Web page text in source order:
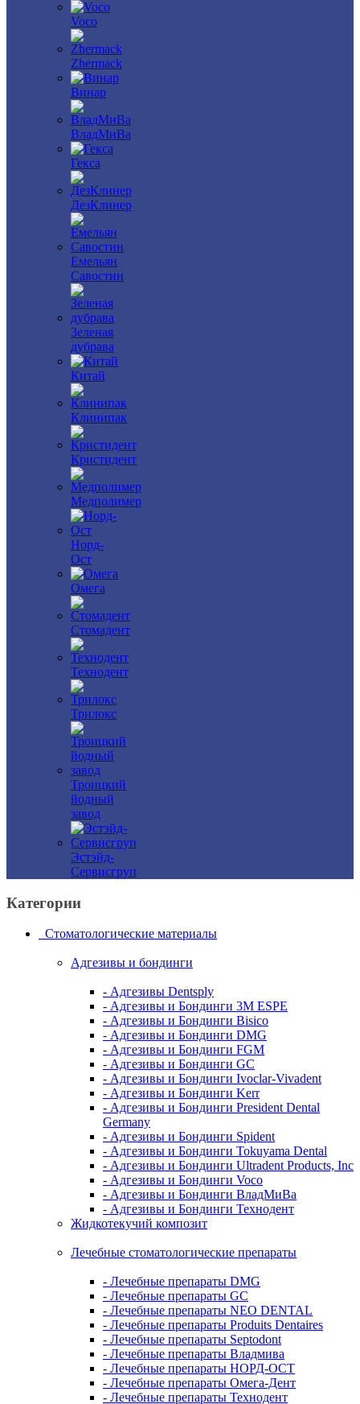
Voco
Zhermack
Винар
ВладМиВа
Гекса
ДезКлинер
Емельян
Савостин
Зеленая
дубрава
Китай
Клинипак
Кристидент
Медполимер
Норд-
Ост
Омега
Стомадент
Технодент
Трилокс
Троицкий
йодный
завод
Эстэйд-
Сервисгруп
Категории
Стоматологические материалы
Адгезивы и бондинги
- Адгезивы Dentsply
- Адгезивы и Бондинги 3M ESPE
- Адгезивы и Бондинги Bisico
- Адгезивы и Бондинги DMG
- Адгезивы и Бондинги FGM
- Адгезивы и Бондинги GC
- Адгезивы и Бондинги Ivoclar-Vivadent
- Адгезивы и Бондинги Kerr
- Адгезивы и Бондинги President Dental
Germany
- Адгезивы и Бондинги Spident
- Адгезивы и Бондинги Tokuyama Dental
- Адгезивы и Бондинги Ultradent Products, Inc
- Адгезивы и Бондинги Voco
- Адгезивы и Бондинги ВладМиВа
- Адгезивы и Бондинги Технодент
Жидкотекучий композит
Лечебные стоматологические препараты
- Лечебные препараты DMG
- Лечебные препараты GC
- Лечебные препараты NEO DENTAL
- Лечебные препараты Produits Dentaires
- Лечебные препараты Septodont
- Лечебные препараты Владмива
- Лечебные препараты НОРД-ОСТ
- Лечебные препараты Омега-Дент
- Лечебные препараты Технодент